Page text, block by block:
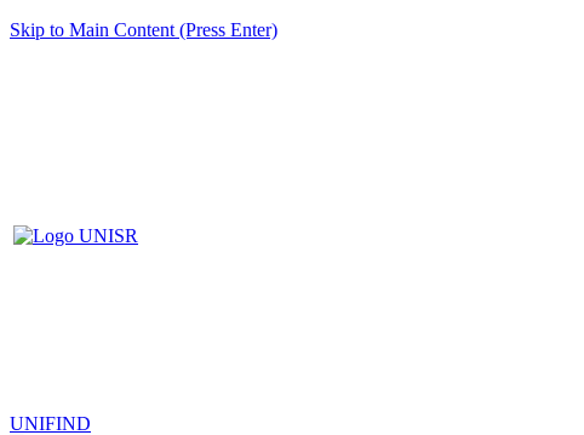
Skip to Main Content (Press Enter)
UNIFIND